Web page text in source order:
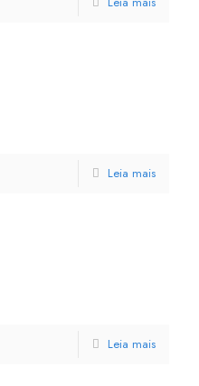
Leia mais
Leia mais